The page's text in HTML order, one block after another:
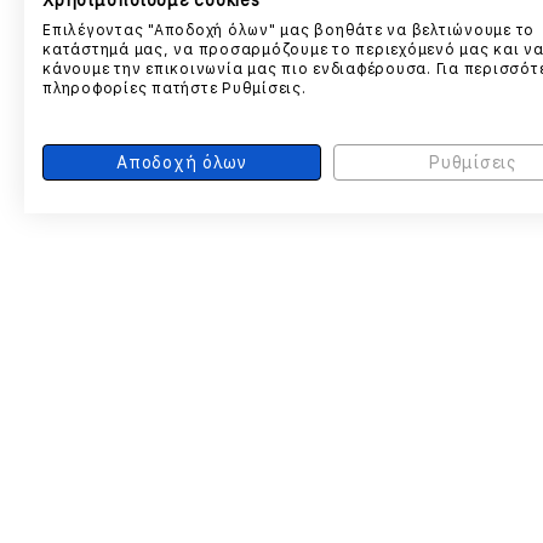
Επιλέγοντας "Αποδοχή όλων" μας βοηθάτε να βελτιώνουμε το
κατάστημά μας, να προσαρμόζουμε το περιεχόμενό μας και να
κάνουμε την επικοινωνία μας πιο ενδιαφέρουσα. Για
πληροφορίες πατήστε Ρυθμίσεις.
Αποδοχή όλων Ρυθμίσεις